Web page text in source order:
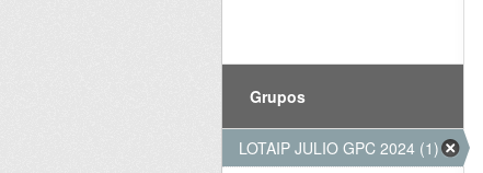
Grupos
LOTAIP JULIO GPC 2024 (1)